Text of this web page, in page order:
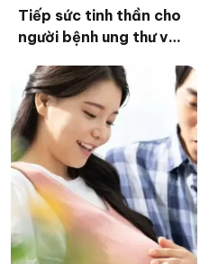
Tiếp sức tinh thần cho
người bệnh ung thư và